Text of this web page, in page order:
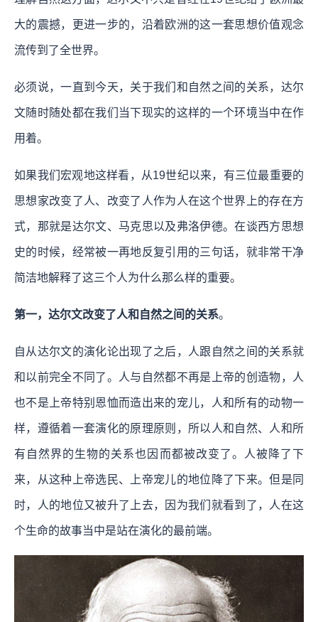
大的震撼，更进一步的，沿着欧洲的这一套思想价值观念
流传到了全世界。
必须说，一直到今天，关于我们和自然之间的关系，达尔
文随时随处都在我们当下现实的这样的一个环境当中在作
用着。
如果我们宏观地这样看，从19世纪以来，有三位最重要的
思想家改变了人、改变了人作为人在这个世界上的存在方
式，那就是达尔文、马克思以及弗洛伊德。在谈西方思想
史的时候，经常被一再地反复引用的三句话，就非常干净
简洁地解释了这三个人为什么那么样的重要。
第一，达尔文改变了人和自然之间的关系。
自从达尔文的演化论出现了之后，人跟自然之间的关系就
和以前完全不同了。人与自然都不再是上帝的创造物，人
也不是上帝特别恩恤而造出来的宠儿，人和所有的动物一
样，遵循着一套演化的原理原则，所以人和自然、人和所
有自然界的生物的关系也因而都被改变了。人被降了下
来，从这种上帝选民、上帝宠儿的地位降了下来。但是同
时，人的地位又被升了上去，因为我们就看到了，人在这
个生命的故事当中是站在演化的最前端。